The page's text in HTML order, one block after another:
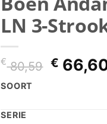
LN 3-
€80,59
prijs
€
SOORT
SERIE